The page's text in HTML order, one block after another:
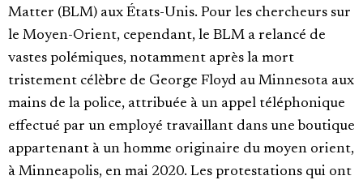
Matter (BLM) aux États-Unis. Pour les chercheurs sur
le Moyen-Orient, cependant, le BLM a relancé de
vastes polémiques, notamment après la mort
tristement célèbre de George Floyd au Minnesota aux
mains de la police, attribuée à un appel téléphonique
effectué par un employé travaillant dans une boutique
appartenant à un homme originaire du moyen orient,
à Minneapolis, en mai 2020. Les protestations qui ont